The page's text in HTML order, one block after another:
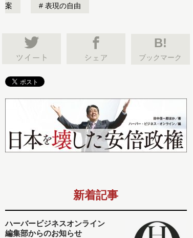
案 表現の自由
B!
ブックマーク
新着記事
ハーバービジネスオンライン
編集部からのお知らせ